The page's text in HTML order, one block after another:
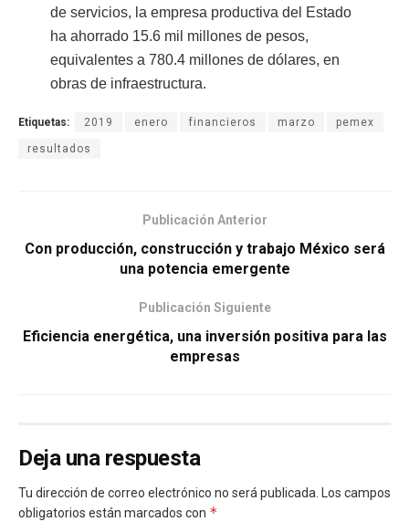
de servicios, la empresa productiva del Estado
ha ahorrado 15.6 mil millones de pesos,
equivalentes a 780.4 millones de dólares, en
obras de infraestructura.
Etiquetas: 2019 enero financieros marzo pemex
resultados
Publicación Anterior
Con producción, construcción y trabajo México será
una potencia emergente
Publicación Siguiente
Eficiencia energética, una inversión positiva para las
empresas
Deja una respuesta
Tu dirección de correo electrónico no será publicada. Los campos
obligatorios están marcados con *